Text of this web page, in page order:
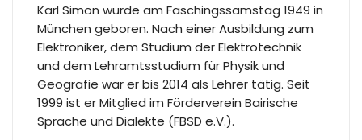
Karl Simon wurde am Faschingssamstag 1949 in
München geboren. Nach einer Ausbildung zum
Elektroniker, dem Studium der Elektrotechnik
und dem Lehramtsstudium für Physik und
Geografie war er bis 2014 als Lehrer tätig. Seit
1999 ist er Mitglied im Förderverein Bairische
Sprache und Dialekte (FBSD e.V.).